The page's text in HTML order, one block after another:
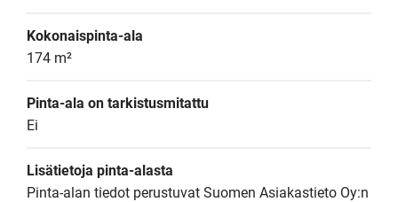
Kokonaispinta-ala
174 m²
Pinta-ala on tarkistusmitattu
Ei
Lisätietoja pinta-alasta
Pinta-alan tiedot perustuvat Suomen Asiakastieto Oy:n